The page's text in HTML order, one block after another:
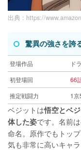
出典 : https://
驚異の強さを誇
登場作品
ド
初登場回
66
推定戦闘力
1
ベジットは悟空とベ
体した姿です。名前
命名。原作でもトッ
気も非常に高いキャラ